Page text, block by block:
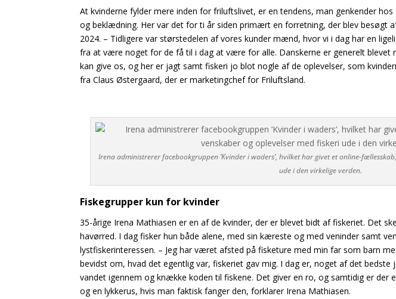
At kvinderne fylder mere inden for friluftslivet, er en tendens, man genkender
og beklædning. Her var det for ti år siden primært en forretning, der blev besøgt
2024. – Tidligere var størstedelen af vores kunder mænd, hvor vi i dag har en
fra at være noget for de få til i dag at være for alle. Danskerne er generelt blevet
kan give os, og her er jagt samt fiskeri jo blot nogle af de oplevelser, som
fra Claus Østergaard, der er marketingchef for Friluftsland.
Irena administrerer facebookgruppen ’Kvinder i waders’, hvilket har givet et online-
ude i den virkelige verden.
Fiskegrupper kun for kvinder
35-årige Irena Mathiasen er en af de kvinder, der er blevet bidt af fiskeriet. Det
havørred. I dag fisker hun både alene, med sin kæreste og med veninder samt
lystfiskerinteressen. – Jeg har været afsted på fisketure med min far som barn
bevidst om, hvad det egentlig var, fiskeriet gav mig. I dag er, noget af det
vandet igennem og knække koden til fiskene. Det giver en ro, og samtidig er der
og en lykkerus, hvis man faktisk fanger den, forklarer Irena Mathiasen.